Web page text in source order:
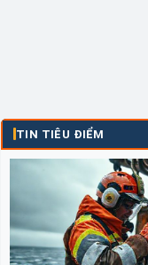
TIN TIÊU ĐIỂM